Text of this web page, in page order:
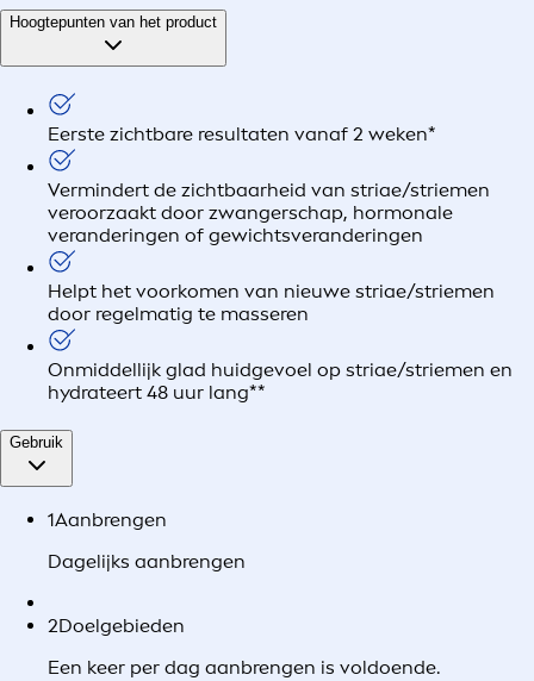
Hoogtepunten van het product
Eerste zichtbare resultaten vanaf 2 weken*
Vermindert de zichtbaarheid van striae/striemen
veroorzaakt door zwangerschap, hormonale
veranderingen of gewichtsveranderingen
Helpt het voorkomen van nieuwe striae/striemen
door regelmatig te masseren
Onmiddellijk glad huidgevoel op striae/striemen en
hydrateert 48 uur lang**
Gebruik
1Aanbrengen
Dagelijks aanbrengen
2Doelgebieden
Een keer per dag aanbrengen is voldoende.